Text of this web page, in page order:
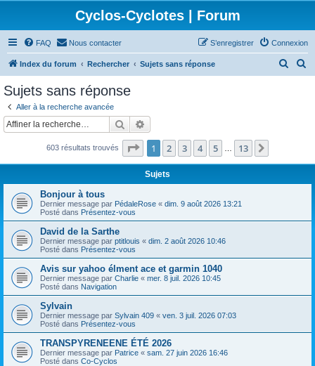
Cyclos-Cyclotes | Forum
FAQ Nous contacter Connexion
S’enregistrer
Index du forum Rechercher Sujets sans réponse
c
c
Sujets sans réponse
Aller à la recherche avancée
Rechercher
603 résultats trouvés Page 1sur13
1 2 3 4 5 13
Sujets
Bonjour à tous
Dernier message par PédaleRose « dim. 9 août 2026 13:21
Posté dans Présentez-vous
David de la Sarthe
Dernier message par ptitlouis « dim. 2 août 2026 10:46
Posté dans Présentez-vous
Avis sur yahoo élment ace et garmin 1040
Dernier message par Charlie « mer. 8 juil. 2026 10:45
Posté dans Navigation
Sylvain
Dernier message par Sylvain 409 « ven. 3 juil. 2026 07:03
Posté dans Présentez-vous
TRANSPYRENEENE ÉTÉ 2026
Dernier message par Patrice « sam. 27 juin 2026 16:46
Posté dans Co-Cyclos